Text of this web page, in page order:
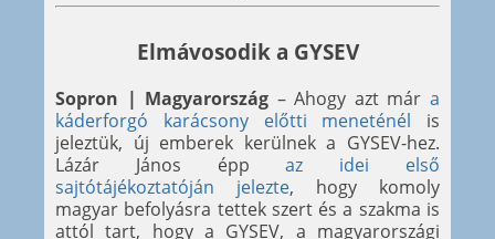
Elmávosodik a GYSEV
Sopron | Magyarország – Ahogy azt mára
káderforgó karácsony előtti meneténél is
jeleztük, új emberek kerülnek a GYSEV-hez.
Lázár János éppaz idei első
sajtótájékoztatóján jelezte, hogy komoly
magyar befolyásra tettek szert és a szakma is
attól tart, hogy a GYSEV, a magyarországi